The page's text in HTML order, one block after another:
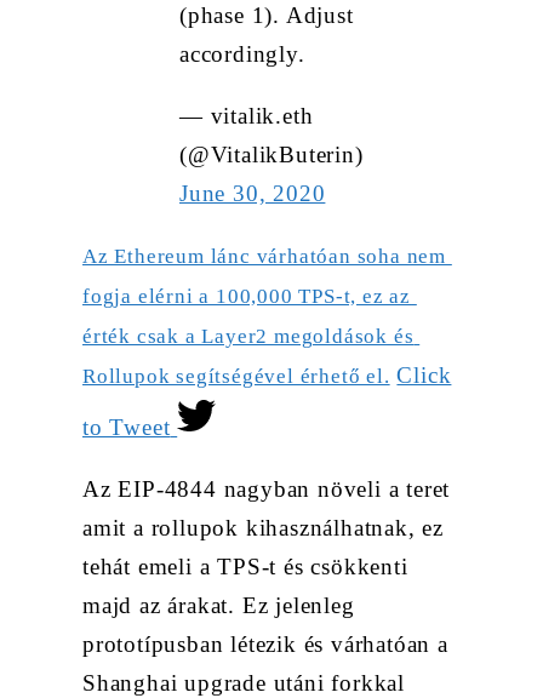
(phase 1). Adjust
accordingly.
— vitalik.eth
(@VitalikButerin)
June 30, 2020
Az Ethereum lánc várhatóan soha nem
fogja elérni a 100,000 TPS-t, ez az
érték csak a Layer2 megoldások és
Rollupok segítségével érhető el. Click
to Tweet
Az EIP-4844 nagyban növeli a teret
amit a rollupok kihasználhatnak, ez
tehát emeli a TPS-t és csökkenti
majd az árakat. Ez jelenleg
prototípusban létezik és várhatóan a
Shanghai upgrade utáni forkkal